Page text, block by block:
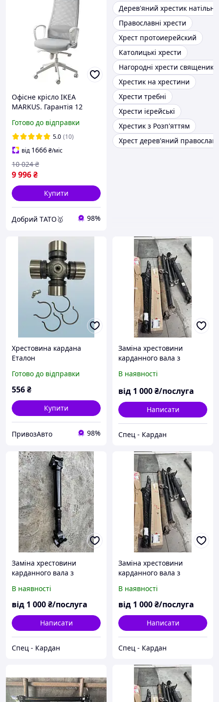
Офісне крісло IKEA
MARKUS. Гарантія 12
Cвітло-сіре. 10521858
Готово до відправки
5.0 (10)
від 1666₴/міс
9 996₴
10 024 ₴
Купити
Добрий TАТО🥇 98%
Дерев'яний хрестик
Православні хрести
Хрест протоиерейский
Католицькі хрести
Нагородні хрести священиків
Хрестик на хрестини
Хрести требні
Хрести ієрейські
Хрестик з Розп'яттям
Хрест дерев'яний
Хрестовина кардана
Еталон
Готово до відправки
556₴
Купити
ПривозАвто 98%
Заміна хрестовини
карданного вала з
балансуванням
В наявності
від 1 000₴/послуга
Написати
Спец - Кардан
Заміна хрестовини
карданного вала з
балансуванням
В наявності
від 1 000₴/послуга
Написати
Спец - Кардан
Заміна хрестовини
карданного вала з
балансуванням
В наявності
від 1 000₴/послуга
Написати
Спец - Кардан